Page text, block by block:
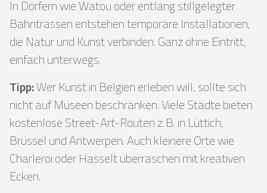
In Dörfern wie Watou oder entlang stillgelegter
Bahntrassen entstehen temporäre Installationen,
die Natur und Kunst verbinden. Ganz ohne Eintritt,
einfach unterwegs.
Tipp:Wer Kunst in Belgien erleben will, sollte sich
nicht auf Museen beschränken. Viele Städte bieten
kostenlose Street-Art-Routen z. B. in Lüttich,
Brüssel und Antwerpen. Auch kleinere Orte wie
Charleroi oder Hasselt überraschen mit kreativen
Ecken.